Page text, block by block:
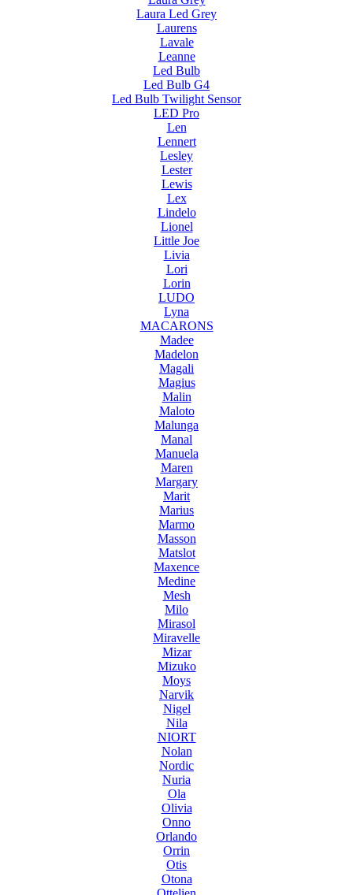
Laura Led Grey
Laurens
Lavale
Leanne
Led Bulb
Led Bulb G4
Led Bulb Twilight Sensor
LED Pro
Len
Lennert
Lesley
Lester
Lewis
Lex
Lindelo
Lionel
Little Joe
Livia
Lori
Lorin
LUDO
Lyna
MACARONS
Madee
Madelon
Magali
Magius
Malin
Maloto
Malunga
Manal
Manuela
Maren
Margary
Marit
Marius
Marmo
Masson
Matslot
Maxence
Medine
Mesh
Milo
Mirasol
Miravelle
Mizar
Mizuko
Moys
Narvik
Nigel
Nila
NIORT
Nolan
Nordic
Nuria
Ola
Olivia
Onno
Orlando
Orrin
Otis
Otona